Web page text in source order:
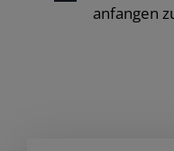
anfangen